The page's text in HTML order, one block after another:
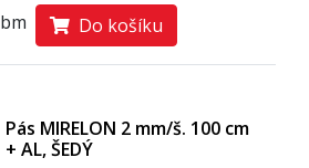
bm
Do košíku
Pás MIRELON 2 mm/š. 100 cm
+ AL, ŠEDÝ